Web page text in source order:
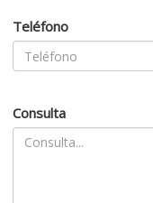
Teléfono
Consulta